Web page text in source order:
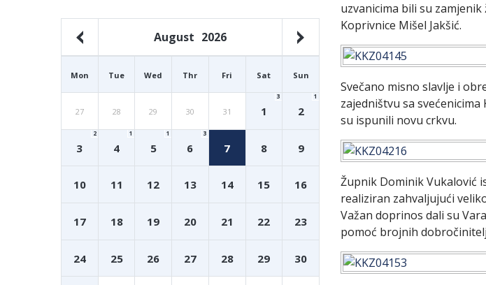
August 2026
Mon Tue Wed Thr Fri Sat Sun
27 28 29 30 31 1
3
2
1
3
2
4
1
5
1
6
3
7 8 9
10 11 12 13 14 15 16
17 18 19 20 21 22 23
24 25 26 27 28 29 30
uzvanicima bili su
Koprivnice Mišel Jakšić.
Svečano misno slavlje i
zajedništvu sa
su ispunili novu crkvu.
Župnik Dominik Vukalović
realiziran zahvaljujući
Važan doprinos dali su
pomoć brojnih